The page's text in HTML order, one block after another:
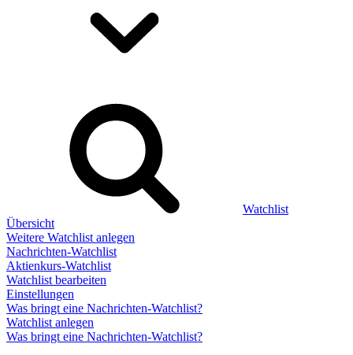
Watchlist
Übersicht
Weitere Watchlist anlegen
Nachrichten-Watchlist
Aktienkurs-Watchlist
Watchlist bearbeiten
Einstellungen
Was bringt eine Nachrichten-Watchlist?
Watchlist anlegen
Was bringt eine Nachrichten-Watchlist?